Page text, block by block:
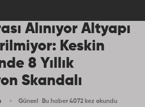
Alınıyor Altyapı
Keskin
8 Yıllık
Skandalı
Güncel Bu haber 4072 kez okundu